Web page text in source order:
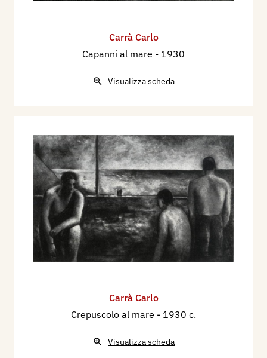
Carrà Carlo
Capanni al mare - 1930
Visualizza scheda
Carrà Carlo
Crepuscolo al mare - 1930 c.
Visualizza scheda